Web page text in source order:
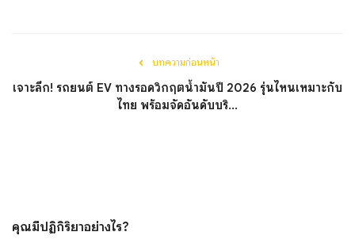
บทความก่อนหน้า
เจาะลึก! รถยนต์ EV ทางรอดวิกฤตน้ำมันปี 2026 รุ่นไหนเหมาะกับ
ไทย พร้อมจัดอันดับบริ...
คุณมีปฏิกิริยาอย่างไร?